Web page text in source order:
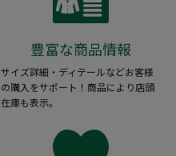
豊富な商品情報
サイズ詳細・ディテールなどお客様
の購入をサポート！商品により店頭
在庫も表示。